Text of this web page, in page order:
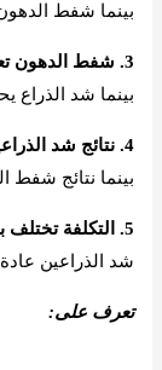
بينما شفط
3. شفط الدهون تعافيه أسرع بكثير
بينما شد الذراع
4. نتائج شد الذراعين شاملة
بينما نتائج
5. التكلفة تختلف بشكل كبير
شد الذراعين
تعرف على: